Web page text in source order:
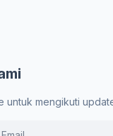
untuk mengikuti